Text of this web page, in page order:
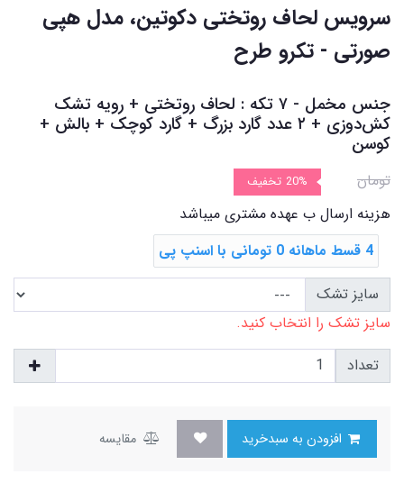
سرویس لحاف روتختی دکوتین، مدل هپی
صورتی - تکرو طرح
جنس مخمل - ۷ تکه : لحاف روتختی + رویه تشک
‌کش‌دوزی + ۲ عدد گارد بزرگ + گارد کوچک + بالش +
کوسن
تومان 20% تخفیف
هزینه ارسال ب عهده مشتری میباشد
4 قسط ماهانه 0 تومانی با اسنپ ‌پی
سایز تشک
سایز تشک را انتخاب کنید.
تعداد
مقایسه